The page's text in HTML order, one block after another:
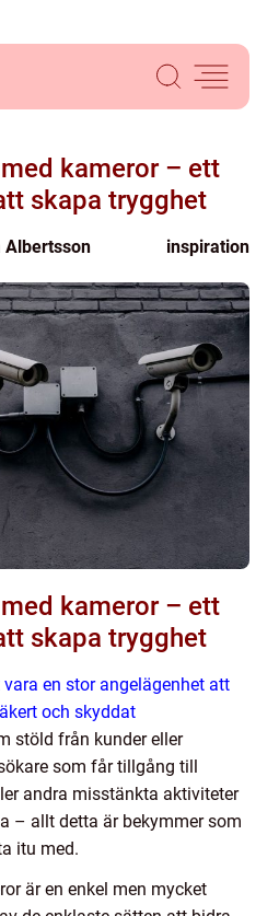
kameror – ett
skapa trygghet
Albertsson inspiration
kameror – ett
skapa trygghet
en stor angelägenhet att
och skyddat
stöld från kunder eller
som får tillgång till
andra misstänkta aktiviteter
– allt detta är bekymmer som
itu med.
är en enkel men mycket